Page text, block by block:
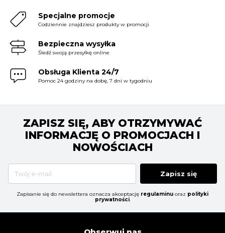
Specjalne promocje
Codziennie znajdziesz produkty w promocji
Bezpieczna wysyłka
Śledź swoją przesyłkę online
Obsługa Klienta 24/7
Pomoc 24 godziny na dobę, 7 dni w tygodniu
ZAPISZ SIĘ, ABY OTRZYMYWAĆ
INFORMACJĘ O PROMOCJACH I
NOWOŚCIACH
Zapisz się
Zapisanie się do newslettera oznacza akceptację regulaminu oraz polityki
prywatności.